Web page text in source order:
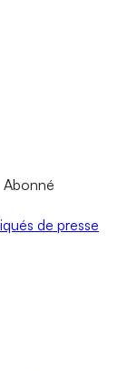
Abonné
de presse